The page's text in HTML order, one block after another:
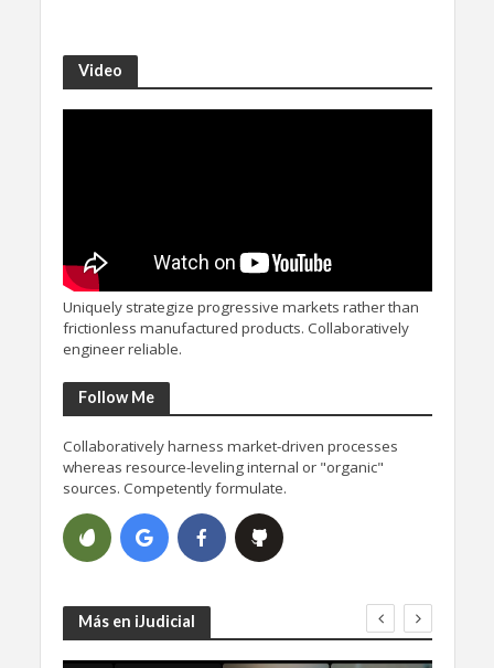
Video
Uniquely strategize progressive markets rather than
frictionless manufactured products. Collaboratively
engineer reliable.
Follow Me
Collaboratively harness market-driven processes
whereas resource-leveling internal or "organic"
sources. Competently formulate.
Más en iJudicial